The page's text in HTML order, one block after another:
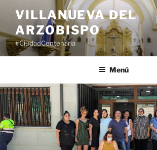
contenido
VILLANUEVA DEL
ARZOBISPO
#CiudadCentenaria
Menú